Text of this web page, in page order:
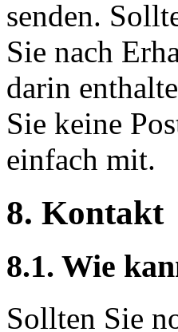
senden.
Sie nach
darin
Sie keine
einfach mit.
8. Kontakt
8.1. Wie
Sollten Sie